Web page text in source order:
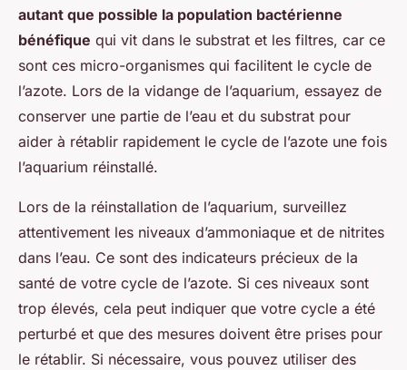
autant que possible la population bactérienne
bénéfique qui vit dans le substrat et les filtres, car ce
sont ces micro-organismes qui facilitent le cycle de
l’azote. Lors de la vidange de l’aquarium, essayez de
conserver une partie de l’eau et du substrat pour
aider à rétablir rapidement le cycle de l’azote une fois
l’aquarium réinstallé.
Lors de la réinstallation de l’aquarium, surveillez
attentivement les niveaux d’ammoniaque et de nitrites
dans l’eau. Ce sont des indicateurs précieux de la
santé de votre cycle de l’azote. Si ces niveaux sont
trop élevés, cela peut indiquer que votre cycle a été
perturbé et que des mesures doivent être prises pour
le rétablir. Si nécessaire, vous pouvez utiliser des